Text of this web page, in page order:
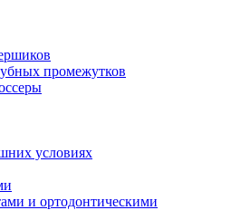
промежутков
условиях
и ортодонтическими